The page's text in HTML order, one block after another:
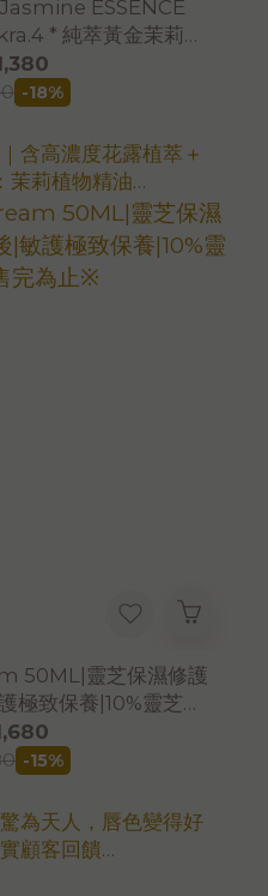
ESSENCE
* 純萃黃金茉莉心
售完為止※
-18%
含高濃度花露植萃＋
茉莉植物精油
油，適合中乾性肌、
保濕使用。
心及胸部保養
即選購3入優惠組
50ML|靈芝保濕修護
極致保養|10%靈芝極
為止※
-15%
為天人，唇色變得好
顧客回饋